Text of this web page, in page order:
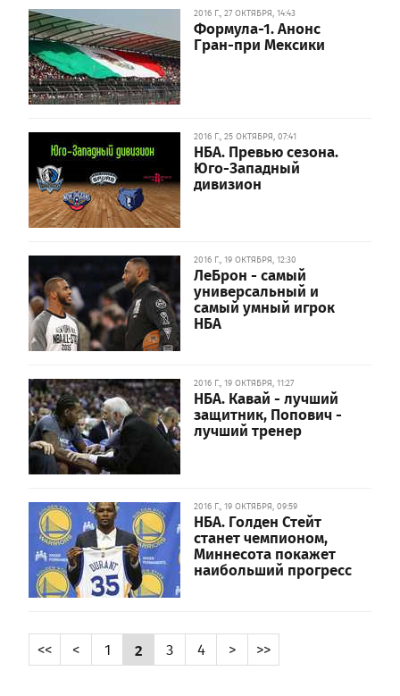
2016 Г., 27 ОКТЯБРЯ, 14:43
Формула-1. Анонс
Гран-при Мексики
2016 Г., 25 ОКТЯБРЯ, 07:41
НБА. Превью сезона.
Юго-Западный
дивизион
2016 Г., 19 ОКТЯБРЯ, 12:30
ЛеБрон - самый
универсальный и
самый умный игрок
НБА
2016 Г., 19 ОКТЯБРЯ, 11:27
НБА. Кавай - лучший
защитник, Попович -
лучший тренер
2016 Г., 19 ОКТЯБРЯ, 09:59
НБА. Голден Стейт
станет чемпионом,
Миннесота покажет
наибольший прогресс
<< < 1 2 3 4 > >>